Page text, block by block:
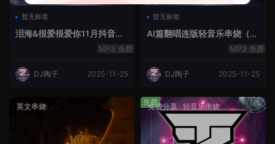
暂无标签
泪海&很爱很爱你11月抖音串
免费
DJ陶子 2025-11-25
暂无标签
AI篇翻唱连版轻音乐串烧（治
免费
DJ陶子 2025-11-25
英文串烧 免费分享·轻音乐串烧
免费